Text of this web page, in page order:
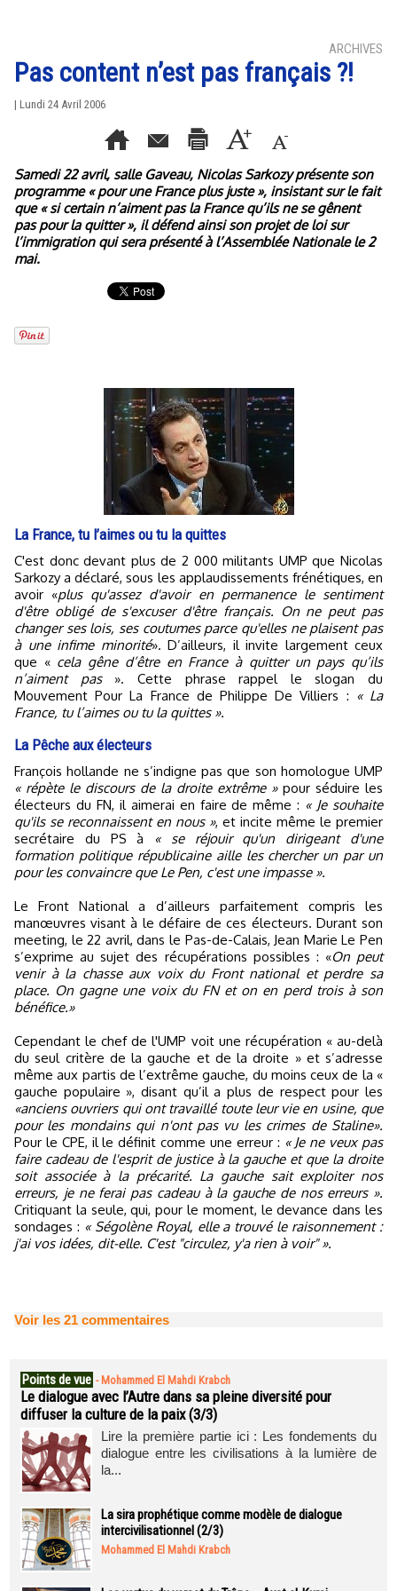
ARCHIVES
Pas content n’est pas français ?!
| Lundi 24 Avril 2006
Samedi 22 avril, salle Gaveau, Nicolas Sarkozy présente son
programme « pour une France plus juste », insistant sur le fait
que « si certain n’aiment pas la France qu’ils ne se gênent
pas pour la quitter », il défend ainsi son projet de loi sur
l’immigration qui sera présenté à l’Assemblée Nationale le 2
mai.
La France, tu l’aimes ou tu la quittes
C'est donc devant plus de 2 000 militants UMP que Nicolas
Sarkozy a déclaré, sous les applaudissements frénétiques, en
avoir «plus qu'assez d'avoir en permanence le sentiment
d'être obligé de s'excuser d'être français. On ne peut pas
changer ses lois, ses coutumes parce qu'elles ne plaisent pas
à une infime minorité». D’ailleurs, il invite largement ceux
que «cela gêne d’être en France à quitter un pays qu’ils
n’aiment pas ». Cette phrase rappel le slogan du
Mouvement Pour La France de Philippe De Villiers : « La
France, tu l’aimes ou tu la quittes ».
La Pêche aux électeurs
François hollande ne s’indigne pas que son homologue UMP
« répète le discours de la droite extrême »pour séduire les
électeurs du FN, il aimerai en faire de même : « Je souhaite
qu'ils se reconnaissent en nous », et incite même le premier
secrétaire du PS à « se réjouir qu'un dirigeant d'une
formation politique républicaine aille les chercher un par un
pour les convaincre que Le Pen, c'est une impasse ».
Le Front National a d’ailleurs parfaitement compris les
manœuvres visant à le défaire de ces électeurs. Durant son
meeting, le 22 avril, dans le Pas-de-Calais, Jean Marie Le Pen
s’exprime au sujet des récupérations possibles : «On peut
venir à la chasse aux voix du Front national et perdre sa
place. On gagne une voix du FN et on en perd trois à son
bénéfice.»
Cependant le chef de l'UMP voit une récupération « au-delà
du seul critère de la gauche et de la droite » et s’adresse
même aux partis de l’extrême gauche, du moins ceux de la «
gauche populaire », disant qu’il a plus de respect pour les
«anciens ouvriers qui ont travaillé toute leur vie en usine, que
pour les mondains qui n'ont pas vu les crimes de Staline».
Pour le CPE, il le définit comme une erreur : « Je ne veux pas
faire cadeau de l'esprit de justice à la gauche et que la droite
soit associée à la précarité. La gauche sait exploiter nos
erreurs, je ne ferai pas cadeau à la gauche de nos erreurs ».
Critiquant la seule, qui, pour le moment, le devance dans les
sondages : « Ségolène Royal, elle a trouvé le raisonnement :
j'ai vos idées, dit-elle. C'est "circulez, y'a rien à voir" ».
Voir les 21 commentaires
Points de vue - Mohammed El Mahdi Krabch
Le dialogue avec l’Autre dans sa pleine diversité pour
diffuser la culture de la paix (3/3)
Lire la première partie ici : Les fondements du
dialogue entre les civilisations à la lumière de
la...
La sira prophétique comme modèle de dialogue
intercivilisationnel (2/3)
Mohammed El Mahdi Krabch